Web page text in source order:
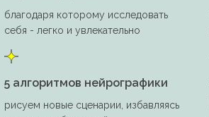
благодаря которому исследовать
себя - легко и увлекательно
5 алгоритмов нейрографики
рисуем новые сценарии, избавляясь